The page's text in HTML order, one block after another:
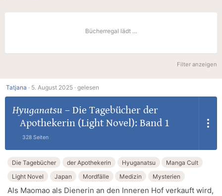
Bücherregal lädt …
Filter anzeigen
Tatjana · 5. August 2025 · gelesen
Hyuganatsu – Die Tagebücher der
Apothekerin (Light Novel): Band 1
328 Seiten
Die Tagebücher der Apothekerin Hyuganatsu
Manga Cult
Light Novel
Japan Mordfälle Medizin Mysterien
Als Maomao als Dienerin an den Inneren Hof verkauft wird,